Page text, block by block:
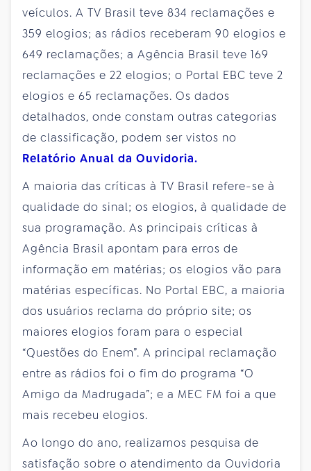
veículos. A TV Brasil teve 834 reclamações e
359 elogios; as rádios receberam 90 elogios e
649 reclamações; a Agência Brasil teve 169
reclamações e 22 elogios; o Portal EBC teve 2
elogios e 65 reclamações. Os dados
detalhados, onde constam outras categorias
de classificação, podem ser vistos no
Relatório Anual da Ouvidoria.
A maioria das críticas à TV Brasil refere-se à
qualidade do sinal; os elogios, à qualidade de
sua programação. As principais críticas à
Agência Brasil apontam para erros de
informação em matérias; os elogios vão para
matérias específicas. No Portal EBC, a maioria
dos usuários reclama do próprio site; os
maiores elogios foram para o especial
“Questões do Enem”. A principal reclamação
entre as rádios foi o fim do programa “O
Amigo da Madrugada”; e a MEC FM foi a que
mais recebeu elogios.
Ao longo do ano, realizamos pesquisa de
satisfação sobre o atendimento da Ouvidoria